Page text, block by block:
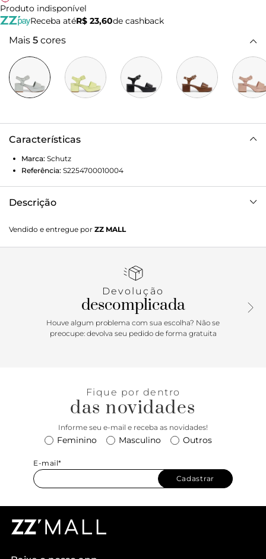
Produto indisponível
Receba atéR$ 23,60de cashback
Mais 5 cores
Características
Marca: Schutz
Referência: S2254700010004
Descrição
larga na regi o dos dedos, fechamento por fivela ajust vel
no tornozelo, salto m dio bloco e plataforma frontal.
Vendido e entregue por ZZ MALL
Devolução
descomplicada
Houve algum problema com sua escolha? Não se
preocupe: devolva seu pedido de forma gratuita
Fique por dentro
das novidades
Informe seu e-mail e receba as novidades!
Feminino Masculino Outros
E-mail*
Cadastrar